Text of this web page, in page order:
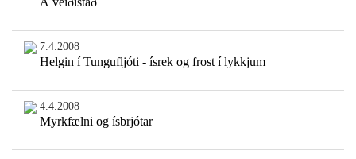
7.4.2008
Helgin í Tungufljóti - ísrek og frost í lykkjum
4.4.2008
Myrkfælni og ísbrjótar